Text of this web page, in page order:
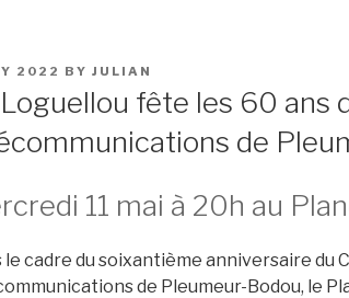
2022 BY JULIAN
fête les 60 ans
de
11 mai à 20h au
le cadre du soixantième anniversaire du
de Pleumeur-Bodou, le